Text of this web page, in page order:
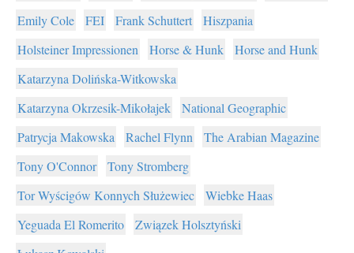
Emily Cole
FEI Frank Schuttert
Hiszpania
Holsteiner Impressionen
Horse & Hunk
Horse and Hunk
Katarzyna Dolińska-Witkowska
Katarzyna Okrzesik-Mikołajek
National Geographic
Patrycja Makowska
Rachel Flynn
The Arabian Magazine
Tony O'Connor
Tony Stromberg
Tor Wyścigów Konnych Służewiec
Wiebke Haas
Yeguada El Romerito
Związek Holsztyński